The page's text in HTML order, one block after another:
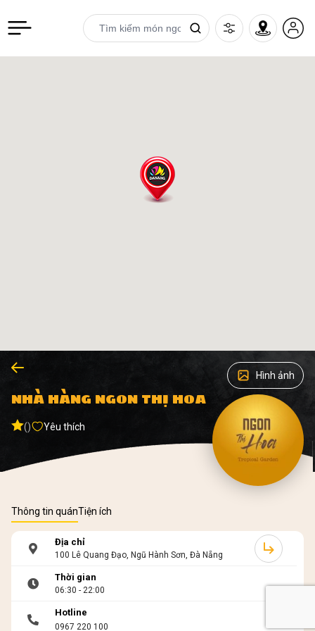
Hình ảnh
NHÀ HÀNG NGON THỊ HOA
() Yêu thích
Thông tin quánTiện ích
Địa chỉ
100 Lê Quang Đạo, Ngũ Hành Sơn, Đà Nẵng
Thời gian
06:30 - 22:00
Hotline
0967 220 100